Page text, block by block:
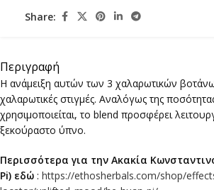
Share:
Περιγραφή
Η ανάμειξη αυτών των 3 χαλαρωτικών
χαλαρωτικές στιγμές. Αναλόγως της
χρησιμοποιείται, το blend προσφέρει
ξεκούραστο ύπνο.
Περισσότερα για την Ακακία
Pi) εδώ : https://ethosherbals.com/shop/